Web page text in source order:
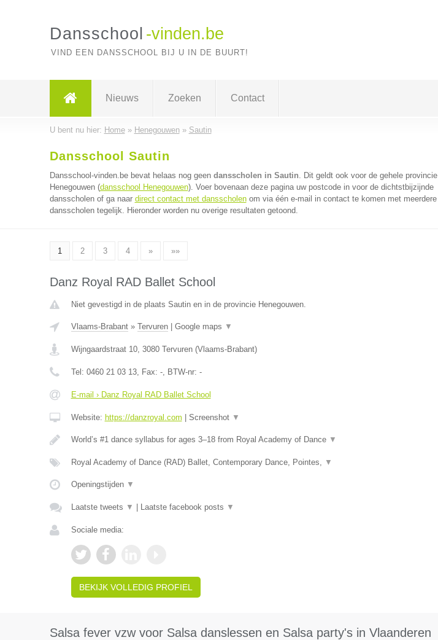
Dansschool -vinden.be
VIND EEN DANSSCHOOL BIJ U IN DE BUURT!
Nieuws Zoeken Contact
U bent nu hier: Home» Henegouwen» Sautin
Dansschool Sautin
Dansschool-vinden.be bevat helaas nog geen dansscholen in Sautin. Dit geldt ook voor de gehele provincie
Henegouwen (dansschool Henegouwen). Voer bovenaan deze pagina uw postcode in voor de dichtstbijzijnde
dansscholen of ga naar direct contact met dansscholenom via één e-mail in contact te komen met meerdere
dansscholen tegelijk. Hieronder worden nu overige resultaten getoond.
1 2 3 4 » »»
Danz Royal RAD Ballet School
Niet gevestigd in de plaats Sautin en in de provincie Henegouwen.
Vlaams-Brabant» Tervuren| Google maps ▼
Wijngaardstraat 10, 3080 Tervuren(Vlaams-Brabant)
Tel: 0460 21 03 13, Fax: -, BTW-nr: -
E-mail › Danz Royal RAD Ballet School
Website: https://danzroyal.com Screenshot ▼
World’s #1 dance syllabus for ages 3–18 from Royal Academy of Dance ▼
Royal Academy of Dance (RAD) Ballet, Contemporary Dance, Pointes, ▼
Openingstijden ▼
Laatste tweets ▼ Laatste facebook posts ▼
Sociale media:
BEKIJK VOLLEDIG PROFIEL
Salsa fever vzw voor Salsa danslessen en Salsa party's in Vlaanderen